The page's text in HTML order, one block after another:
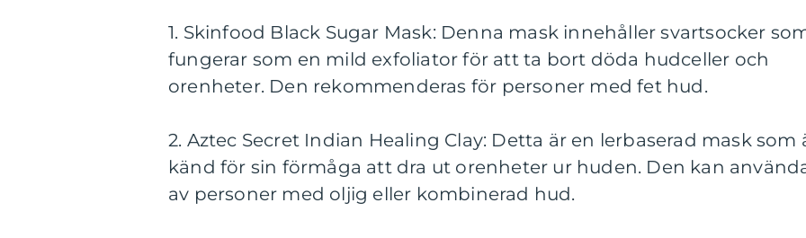
1. Skinfood Black Sugar Mask: Denna mask innehåller svartsocker
fungerar som en mild exfoliator för att ta bort döda hudceller och
orenheter. Den rekommenderas för personer med fet hud.
2. Aztec Secret Indian Healing Clay: Detta är en lerbaserad mask som
känd för sin förmåga att dra ut orenheter ur huden. Den kan
av personer med oljig eller kombinerad hud.